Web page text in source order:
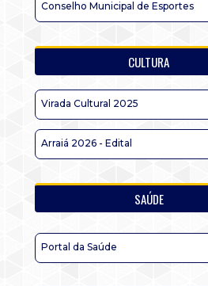
Conselho Municipal de Esportes
CULTURA
Virada Cultural 2025
Arraiá 2026 - Edital
SAÚDE
Portal da Saúde